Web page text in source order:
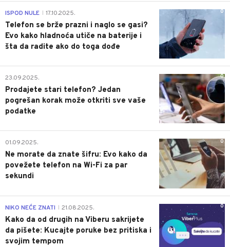
0
ISPOD NULE 17.10.2025.
Telefon se brže prazni i naglo se gasi?
Evo kako hladnoća utiče na baterije i
šta da radite ako do toga dođe
0
23.09.2025.
Prodajete stari telefon? Jedan
pogrešan korak može otkriti sve vaše
podatke
0
01.09.2025.
Ne morate da znate šifru: Evo kako da
povežete telefon na Wi-Fi za par
sekundi
0
NIKO NEĆE ZNATI 21.08.2025.
Kako da od drugih na Viberu sakrijete
da pišete: Kucajte poruke bez pritiska i
svojim tempom